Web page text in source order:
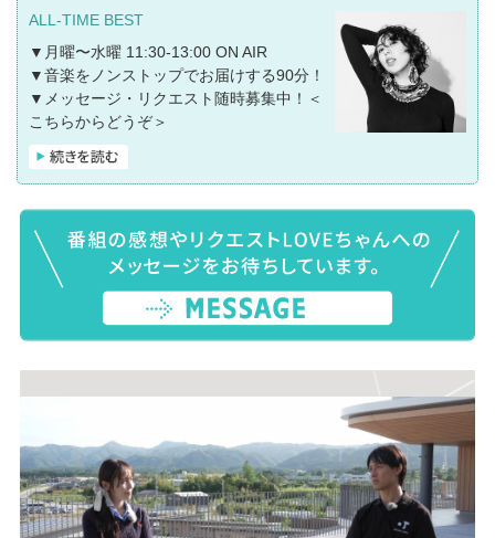
ALL-TIME BEST
▼月曜〜水曜 11:30-13:00 ON AIR
▼音楽をノンストップでお届けする90分！
▼メッセージ・リクエスト随時募集中！ ＜
こちらからどうぞ＞
★★★「ALL-TIME BEST〜LUNCH TIME
POWER MUSIC〜supprted by Ginza Sony